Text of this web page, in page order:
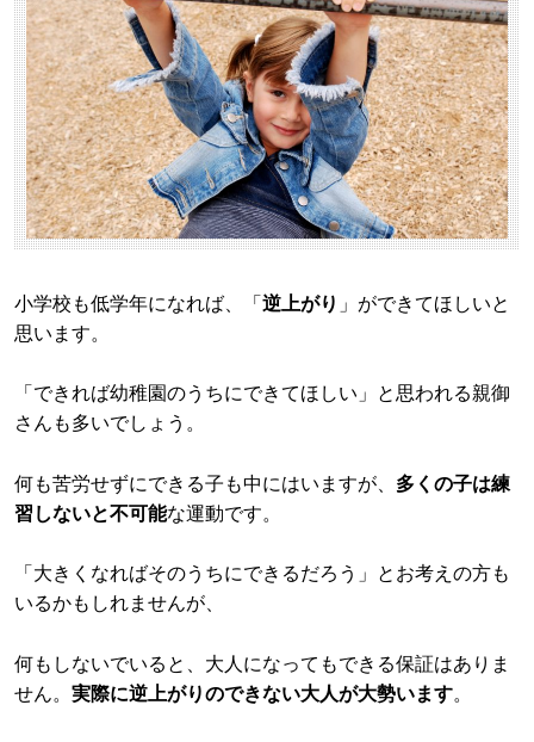
小学校も低学年になれば、「 逆上がり 」ができてほしいと
思います。
「できれば幼稚園のうちにできてほしい」と思われる親御
さんも多いでしょう。
何も苦労せずにできる子も中にはいますが、 多くの子は練
習しないと不可能な運動です。
「大きくなればそのうちにできるだろう」とお考えの方も
いるかもしれませんが、
何もしないでいると、大人になってもできる保証はありま
せん。 実際に逆上がりのできない大人が大勢います。